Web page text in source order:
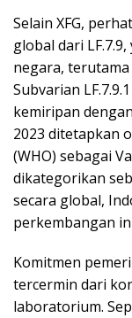
Selain XFG,
global dari
negara, terutama
Subvarian
kemiripan
2023 ditetapkan
(WHO) sebagai
dikategorikan
secara global,
perkembangan
Komitmen
tercermin dari
laboratorium.